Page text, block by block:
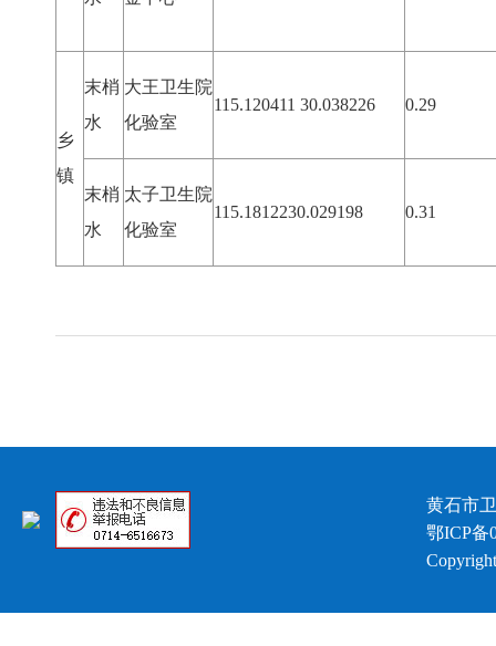
乡
镇
末梢
水
大王卫生院
化验室
115.120411 30.038226 0.29
末梢
水
太子卫生院
化验室
115.1812230.029198 0.31
黄石市
鄂ICP备